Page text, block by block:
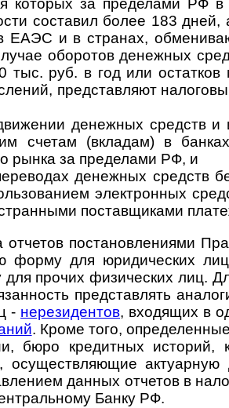
кото­рых за пре­де­лами РФ
соста­вил более 183
ЕАЭС и в стра­нах,
обо­ро­тов денеж­ных
тыс. руб. в год или
пред­став­ляют
денежных средств
сче­там (вкла­дам) в
рынка за пре­де­лами РФ, и
денежных средств
эле­кт­рон­ных
пос­тав­щи­ками
отчетов постановлениями
форму для юри­ди­чес­ких
про­чих физи­чес­ких лиц.
пред­став­лять
- нере­зи­ден­тов, вхо­дя­щих в
. Кроме того,
бюро кре­дит­ных исто­рий,
осу­щест­вля­ю­щие акту­ар­ную
дан­ных отче­тов в
Банку РФ.